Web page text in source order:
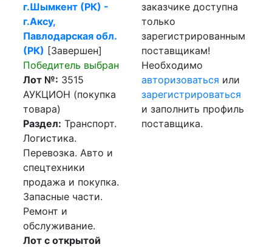
г.Шымкент (РК) -
г.Аксу,
Павлодарская обл.
(РК) [Завершен]
Победитель выбран
Лот №: 3515
АУКЦИОН (покупка
товара)
Раздел: Транспорт.
Логистика.
Перевозка. Авто и
спецтехники
продажа и покупка.
Запасные части.
Ремонт и
обслуживание.
Лот с открытой
заказчике доступна
только
зарегистрированным
поставщикам!
Необходимо
авторизоваться или
зарегистрироваться
и заполнить профиль
поставщика.